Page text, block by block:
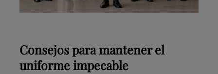
Consejos para mantener el
uniforme impecable